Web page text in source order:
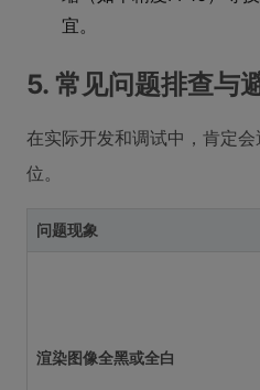
宜。
5. 常见问题排查与
在实际开发和调试中，肯定
位。
问题现象
渲染图像全黑或全白